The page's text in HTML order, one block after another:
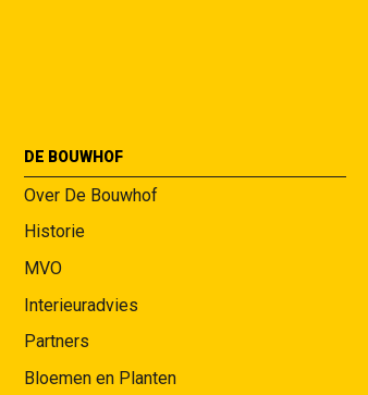
DE BOUWHOF
Over De Bouwhof
Historie
MVO
Interieuradvies
Partners
Bloemen en Planten